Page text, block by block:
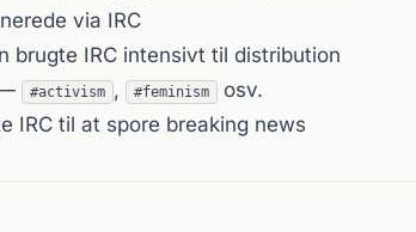
via IRC
brugte IRC intensivt til distribution
#activism , #feminism
osv.
IRC til at spore breaking news